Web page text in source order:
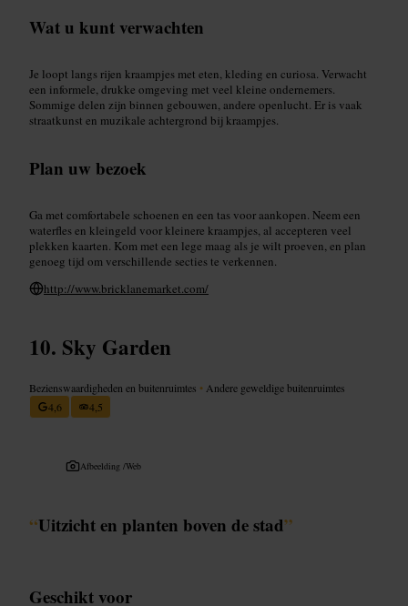
Wat u kunt verwachten
Je loopt langs rijen kraampjes met eten, kleding en curiosa. Verwacht
een informele, drukke omgeving met veel kleine ondernemers.
Sommige delen zijn binnen gebouwen, andere openlucht. Er is vaak
straatkunst en muzikale achtergrond bij kraampjes.
Plan uw bezoek
Ga met comfortabele schoenen en een tas voor aankopen. Neem een
waterfles en kleingeld voor kleinere kraampjes, al accepteren veel
plekken kaarten. Kom met een lege maag als je wilt proeven, en plan
genoeg tijd om verschillende secties te verkennen.
http://www.bricklanemarket.com/
Sky Garden
Bezienswaardigheden en buitenruimtes • Andere geweldige buitenruimtes
4,6
4,5
Afbeelding /Web
“Uitzicht en planten boven de stad”
Geschikt voor